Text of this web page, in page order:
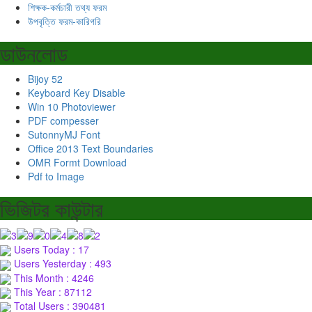
শিক্ষক-কর্মচারী তথ্য ফরম
উপবৃত্তি ফরম-কারিগরি
ডাউনলোড
Bijoy 52
Keyboard Key Disable
Win 10 Photoviewer
PDF compesser
SutonnyMJ Font
Office 2013 Text Boundaries
OMR Formt Download
Pdf to Image
ভিজিটর কাউন্টার
Users Today : 17
Users Yesterday : 493
This Month : 4246
This Year : 87112
Total Users : 390481